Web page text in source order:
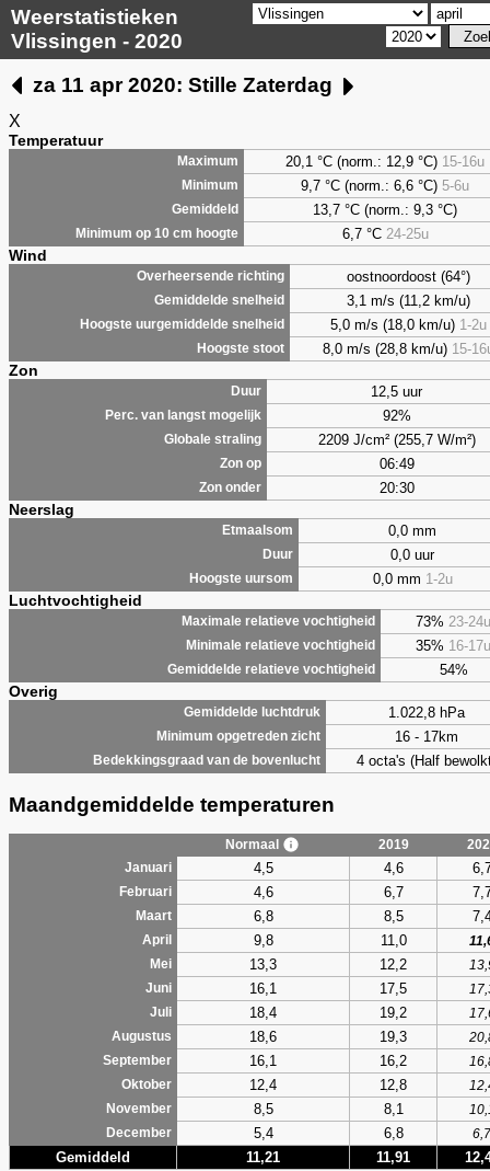
Weerstatistieken
Vlissingen - 2020
za 11 apr 2020: Stille Zaterdag
X
Temperatuur
Maximum 20,1 °C (norm.: 12,9 °C) 15-16u
Minimum 9,7 °C (norm.: 6,6 °C) 5-6u
Gemiddeld 13,7 °C (norm.: 9,3 °C)
Minimum op 10 cm hoogte 6,7°C 24-25u
Wind
Overheersende richting oostnoordoost (64°)
Gemiddelde snelheid 3,1 m/s (11,2 km/u)
Hoogste uurgemiddelde snelheid 5,0 m/s (18,0 km/u) 1-2u
Hoogste stoot 8,0 m/s (28,8 km/u) 15-
Zon
Duur 12,5 uur
Perc. van langst mogelijk 92%
Globale straling 2209 J/cm² (255,7 W/m²)
Zon op 06:49
Zon onder 20:30
Neerslag
Etmaalsom 0,0 mm
Duur 0,0 uur
Hoogste uursom 0,0 mm 1-2u
Luchtvochtigheid
Maximale relatieve vochtigheid 73% 23-24u
Minimale relatieve vochtigheid 35% 16-17u
Gemiddelde relatieve vochtigheid 54%
Overig
Gemiddelde luchtdruk 1.022,8 hPa
Minimum opgetreden zicht 16 - 17km
Bedekkingsgraad van de bovenlucht 4 octa's (Half
Maandgemiddelde temperaturen
Normaal 2019
Januari
4,5 4,6
Februari 4,6 6,7
Maart 6,8 8,5
April 9,8 11,0
Mei
13,3 12,2
Juni
16,1 17,5
Juli
18,4 19,2
Augustus
18,6 19,3
September
16,1 16,2
Oktober
12,4 12,8
November
8,5 8,1
December
5,4 6,8 6,7
Gemiddeld 11,21 11,91